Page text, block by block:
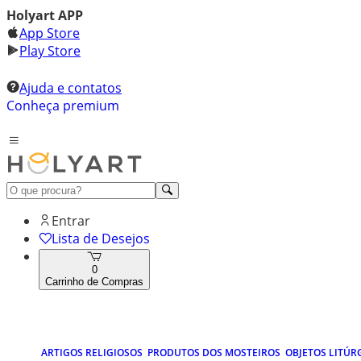
Holyart APP
App Store
Play Store
Ajuda e contatos
Conheça premium
Entrar
Lista de Desejos
0
Carrinho de Compras
ARTIGOS RELIGIOSOS PRODUTOS DOS MOSTEIROS OBJETOS